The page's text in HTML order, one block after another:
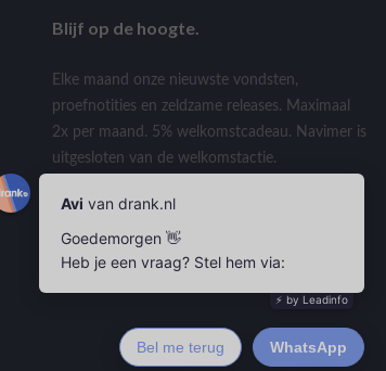
Blijf op de hoogte.
Elke maand onze nieuwste vondsten,
proefnotities en zeldzame releases. Maximaal
2x per maand. 5% welkomstcadeau. Navimer is
uitgesloten van de welkomstactie.